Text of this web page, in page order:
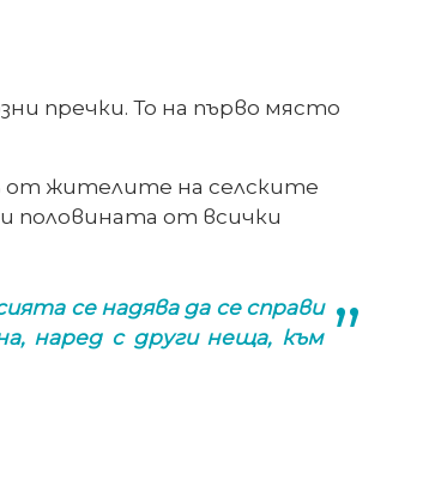
пречки. То на първо място
от жителите на селските
половината от всички
се надява да се справи
наред с други неща, към